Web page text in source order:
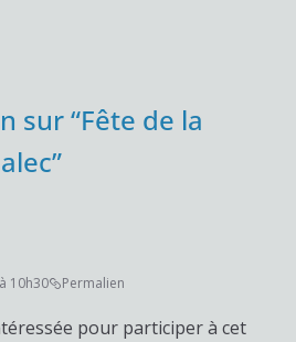
sur “Fête de la
”
10h30 Permalien
pour participer à cet